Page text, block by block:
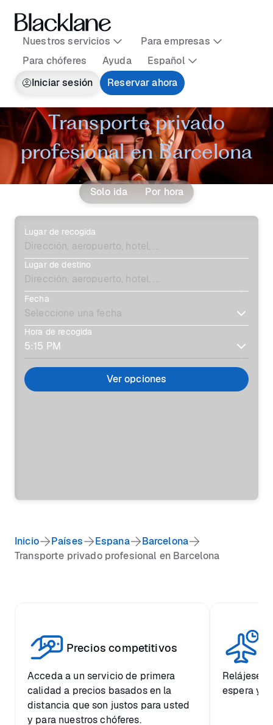
Nuestros servicios
Para empresas
Para chóferes
Ayuda
Español
Iniciar sesión
Reservar ahora
Transporte privado
profesional en Barcelona
Solo ida Por hora
Lugar de recogida
Lugar de destino
Fecha
Hora de recogida
Ver opciones
Inicio Países Espana
Barcelona
Transporte privado profesional en Barcelona
Precios competitivos
Acceda a un servicio de primera
calidad a precios basados en la
distancia que son justos para usted
y para nuestros chóferes.
Relájese
espera y